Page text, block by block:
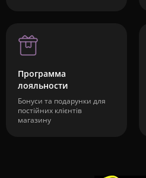
Программа
лояльности
Бонуси та подарунки для
постійних клієнтів
магазину